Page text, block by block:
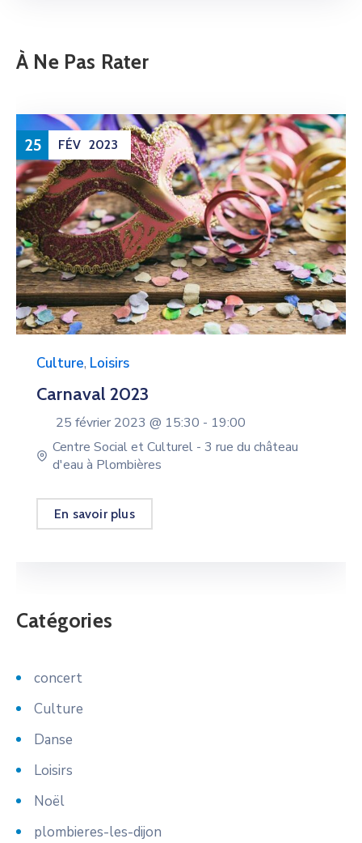
À Ne Pas Rater
25 FÉV 2023
Culture, Loisirs
Carnaval 2023
25 février 2023 @ 15:30 - 19:00
Centre Social et Culturel - 3 rue du château
d'eau à Plombières
En savoir plus
Catégories
concert
Culture
Danse
Loisirs
Noël
plombieres-les-dijon